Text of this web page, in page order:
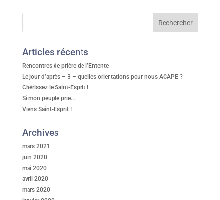
Articles récents
Rencontres de prière de l’Entente
Le jour d’après – 3 – quelles orientations pour nous AGAPE ?
Chérissez le Saint-Esprit !
Si mon peuple prie…
Viens Saint-Esprit !
Archives
mars 2021
juin 2020
mai 2020
avril 2020
mars 2020